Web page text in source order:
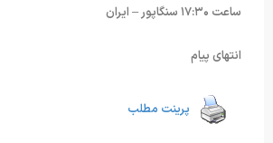
ساعت ١٧:٣۰ سنگاپور – ایران
انتهای پیام
پرینت مطلب